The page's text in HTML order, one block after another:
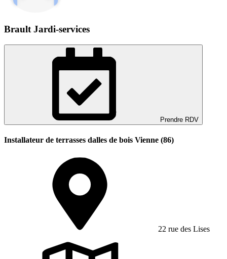
Brault Jardi-services
Prendre RDV
Installateur de terrasses dalles de bois Vienne (86)
22 rue des Lises